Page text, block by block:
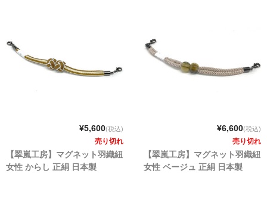
¥5,600(税込)
売り切れ
【翠嵐工房】マグネット羽織紐
女性 からし 正絹 日本製
¥6,600(税込)
売り切れ
【翠嵐工房】マグネット羽織紐
女性 ベージュ 正絹 日本製